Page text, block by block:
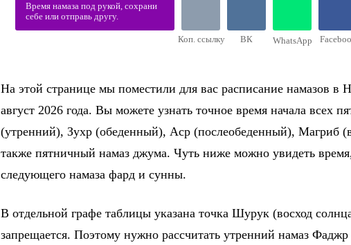
Время намаза под рукой, сохрани
себе или отправь другу.
Коп. ссылку ВК WhatsApp
На этой странице мы поместили для вас расписание намазов в
август 2026 года. Вы можете узнать точное время начала
(утренний), Зухр (обеденный), Аср (послеобеденный), Магриб
также пятничный намаз джума. Чуть ниже можно увидеть
следующего намаза фард и сунны.
В отдельной графе таблицы указана точка Шурук (восход
запрещается. Поэтому нужно рассчитать утренний намаз Фаджр